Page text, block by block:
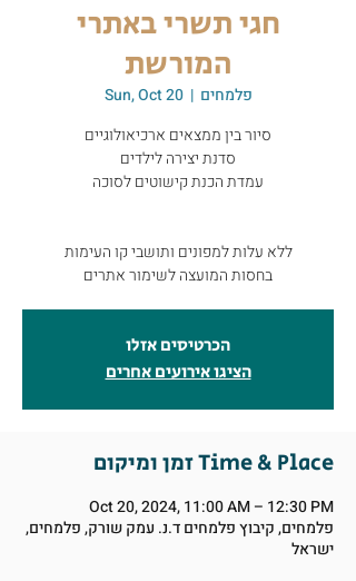
חגי תשרי באתרי
המורשת
Sun, Oct 20
  |
פלמחים
סיור בין ממצאים ארכיאולוגיים
סדנת יצירה לילדים
עמדת הכנת קישוטים לסוכה
ללא עלות למפונים ותושבי קו העימות
בחסות המועצה לשימור אתרים
הכרטיסים אזלו
הציגו אירועים אחרים
זמן ומיקום Time & Place
Oct 20, 2024, 11:00 AM – 12:30 PM
פלמחים, קיבוץ פלמחים ד.נ. עמק שורק, פלמחים,
ישראל